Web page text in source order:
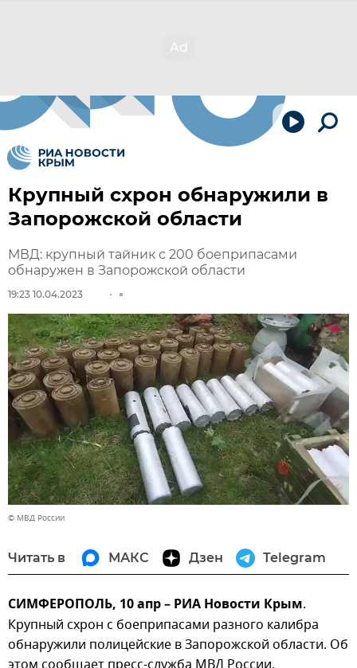
Крупный схрон обнаружили в
Запорожской области
МВД: крупный тайник с 200 боеприпасами
обнаружен в Запорожской области
19:23 10.04.2023
© МВД России
Читать в МАКС Дзен Telegram
СИМФЕРОПОЛЬ, 10 апр – РИА Новости Крым.
Крупный схрон с боеприпасами разного калибра
обнаружили полицейские в Запорожской области. Об